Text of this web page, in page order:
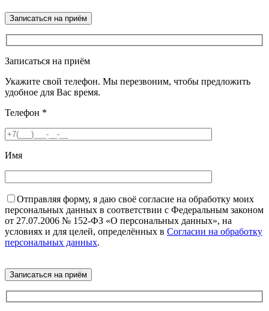
Записаться на приём
Укажите свой телефон. Мы перезвоним, чтобы предложить
удобное для Вас время.
Телефон *
Имя
Отправляя форму, я даю своё согласие на обработку моих
персональных данных в соответствии с Федеральным законом
от 27.07.2006 № 152-ФЗ «О персональных данных», на
условиях и для целей, определённых в Согласии на обработку
персональных данных.